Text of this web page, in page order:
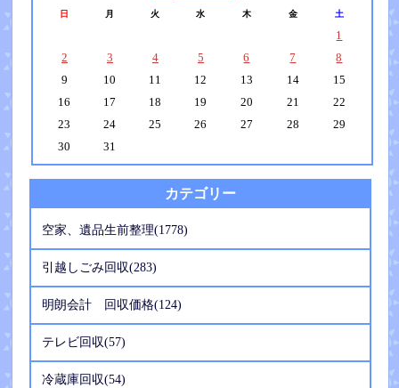
日 月 火 水 木 金 土
1
2
3 4 5 6 7
8
9
10 11 12 13 14
15
16
17 18 19 20 21
22
23
24 25 26 27 28
29
30
31
カテゴリー
空家、遺品生前整理(1778)
引越しごみ回収(283)
明朗会計 回収価格(124)
テレビ回収(57)
冷蔵庫回収(54)